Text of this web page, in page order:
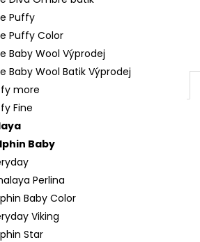
Puffy
Puffy Color
Baby Wool Výprodej
Baby Wool Batik Výprodej
more
Fine
Baby
Perlina
Baby Color
Viking
Star
FLOWERS 274